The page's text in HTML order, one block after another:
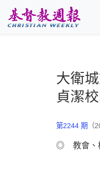
大衛
貞潔
第2244 期 （
◎ 教會、